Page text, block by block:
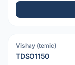
PDF
Vishay (temic)
TDSO1150